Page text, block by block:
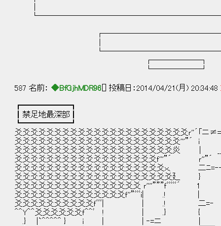
┌──────┐
└──────┘
587 名前： ◆BfGjhMDR96 [] 投稿日：2014/04/21(月) 20:34:48
┏━━━━━━┓
┃禁足地最深部┃
┗━━━━━━┛
爻爻爻爻爻爻爻爻爻爻爻爻爻爻爻爻爻爻爻爻爻爻
爻爻爻爻爻爻爻爻爻爻爻爻爻爻爻爻爻爻爻
爻爻爻爻爻爻爻爻爻爻爻爻爻爻爻爻爻
爻爻爻爻爻爻爻爻爻爻爻爻爻爻爻爻爻
爻爻爻爻爻爻爻爻爻爻爻爻爻爻爻爻爻
爻爻爻爻爻爻爻爻爻爻爻爻爻爻爻爻爻爻
爻爻爻爻爻爻爻爻爻爻爻爻爻爻爻爻 ｒ
爻爻爻爻爻爻爻爻爻爻爻爻爻爻ｆ''”ﾞﾞ
爻爻爻爻爻爻爻爻爻爻ｆﾞﾞﾞ| | .!
＾＾Y＾＾爻爻爻爻爻爻
.} |`＾＾＾＾＾ } i |